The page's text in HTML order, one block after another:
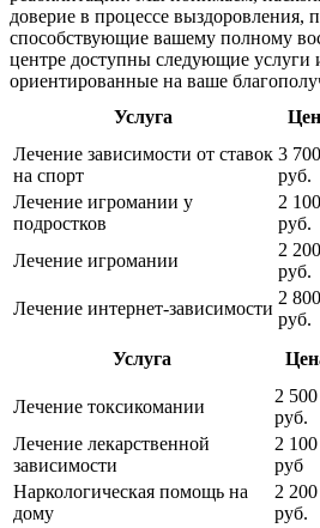
доверие в процессе выздоровления,
способствующие вашему полному
центре доступны следующие услуги
ориентированные на ваше
Услуга
Лечение зависимости от ставок
на спорт
3 700
руб.
Лечение игромании у
подростков
2 100
руб.
Лечение игромании
2 200
руб.
Лечение интернет-зависимости
2 800
руб.
Услуга
Лечение токсикомании
2 500
руб.
Лечение лекарственной
зависимости
2 100
руб
Наркологическая помощь на
дому
2 200
руб.